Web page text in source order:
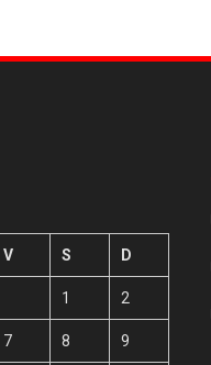
V S D
1 2
7 8 9